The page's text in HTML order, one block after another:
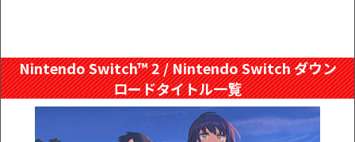
Nintendo Switch™ 2 / Nintendo Switch ダウン
ロードタイトル一覧